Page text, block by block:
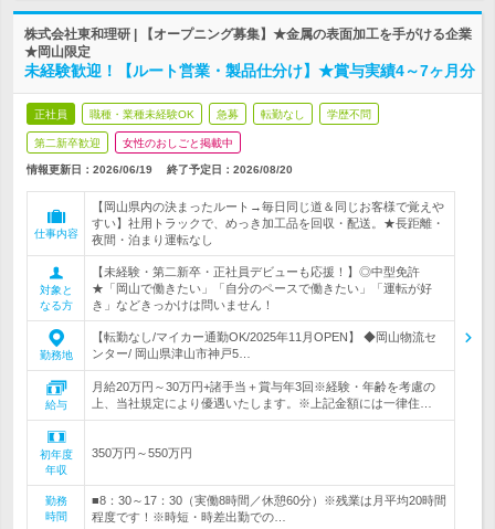
株式会社東和理研 | 【オープニング募集】★金属の表面加工を手がける企業
★岡山限定
未経験歓迎！【ルート営業・製品仕分け】★賞与実績4～7ヶ月分
正社員 職種・業種未経験OK 急募 転勤なし 学歴不問
第二新卒歓迎 女性のおしごと掲載中
情報更新日：2026/06/19 終了予定日： 2026/08/20
仕事内容
【岡山県内の決まったルート→毎日同じ道＆同じお客様で覚えや
すい】社用トラックで、めっき加工品を回収・配送。★長距離・
夜間・泊まり運転なし
対象と
なる方
【未経験・第二新卒・正社員デビューも応援！】◎中型免許
★「岡山で働きたい」「自分のペースで働きたい」「運転が好
き」などきっかけは問いません！
勤務地
【転勤なし/マイカー通勤OK/2025年11月OPEN】 ◆岡山物流セ
ンター/ 岡山県津山市神戸5…
給与
月給20万円～30万円+諸手当＋賞与年3回※経験・年齢を考慮の
上、当社規定により優遇いたします。※上記金額には一律住…
初年度
年収
350万円～550万円
勤務
時間
■8：30～17：30（実働8時間／休憩60分）※残業は月平均20時間
程度です！※時短・時差出勤での…